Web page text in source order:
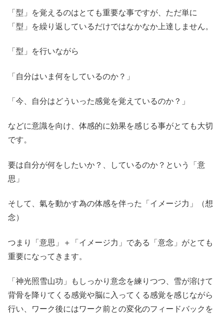
「型」を覚えるのはとても重要な事ですが、ただ単に
「型」を繰り返しているだけではなかなか上達しません。
「型」を行いながら
「自分はいま何をしているのか？」
「今、自分はどういった感覚を覚えているのか？」
などに意識を向け、体感的に効果を感じる事がとても大切
です。
要は自分が何をしたいか？、しているのか？という「意
思」
そして、氣を動かす為の体感を伴った「イメージ力」（想
念）
つまり「意思」＋「イメージ力」である「意念」がとても
重要になってきます。
「神光照雪山功」もしっかり意念を練りつつ、雪が溶けて
背骨を降りてくる感覚や脳に入ってくる感覚を感じながら
行い、ワーク後にはワーク前との変化のフィードバックを